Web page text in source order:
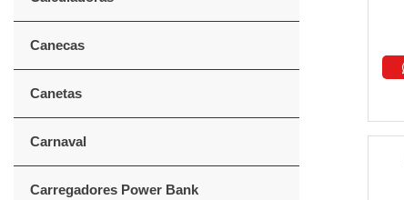
Canecas
Canetas
Carnaval
Carregadores Power Bank